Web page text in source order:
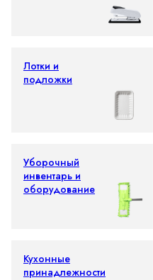
Лотки и
подложки
Уборочный
инвентарь и
оборудование
Кухонные
принадлежности